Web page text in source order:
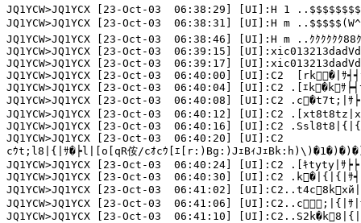
JQ1YCW>JQ1YCX [23-Oct-03  06:38:29] [UI]:H 1
JQ1YCW>JQ1YCX [23-Oct-03  06:38:31] [UI]:H m
JQ1YCW>JQ1YCX [23-Oct-03  06:38:46] [UI]:H m ..ｸｸｸｸｸｸ88ｸｸｸｸ
JQ1YCW>JQ1YCX [23-Oct-03  06:39:15]
JQ1YCW>JQ1YCX [23-Oct-03  06:39:17]
JQ1YCW>JQ1YCX [23-Oct-03  06:40:00] [UI]:C2  [rk�|
JQ1YCW>JQ1YCX [23-Oct-03  06:40:04] [UI]:C2 .[ｴk�kｻ
JQ1YCW>JQ1YCX [23-Oct-03  06:40:08] [UI]:C2 .c�t7t;|ｻ
JQ1YCW>JQ1YCX [23-Oct-03  06:40:12] [UI]:C2
JQ1YCW>JQ1YCX [23-Oct-03  06:40:16] [UI]:C2
JQ1YCW>JQ1YCX [23-Oct-03  06:40:20] [UI]:C2
cｳt;l8|{|ｻ�┝l|[o[qR侒/cｵcｳ[ｴ[r:)Bg:)JｪBｨJｪ
JQ1YCW>JQ1YCX [23-Oct-03  06:40:24] [UI]:C2 .[ｷtyty|ｻ
JQ1YCW>JQ1YCX [23-Oct-03  06:40:30] [UI]:C2
JQ1YCW>JQ1YCX [23-Oct-03  06:41:02]
JQ1YCW>JQ1YCX [23-Oct-03  06:41:06] [UI]:C2..c;|{|
JQ1YCW>JQ1YCX [23-Oct-03  06:41:10]